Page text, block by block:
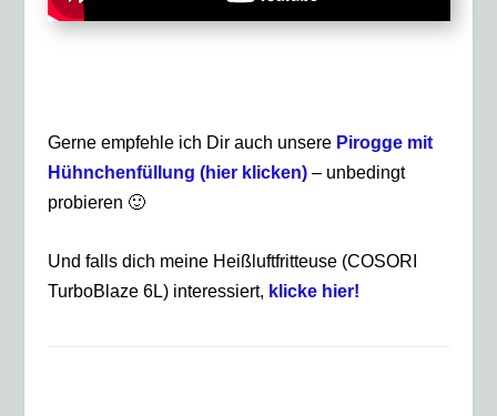
Gerne empfehle ich Dir auch unsere Pirogge mit
Hühnchenfüllung (hier klicken) – unbedingt
probieren 🙂
Und falls dich meine Heißluftfritteuse (COSORI
TurboBlaze 6L)interessiert, klicke hier!